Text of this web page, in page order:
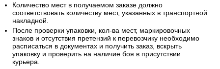
Количество мест в получаемом заказе должно
соответствовать количеству мест, указанных в транспортной
накладной.
После проверки упаковки, кол-ва мест, маркировочных
знаков и отсутствия претензий к перевозчику необходимо
расписаться в документах и получить заказ, вскрыть
упаковку и проверить на наличие боя в присутствии
курьера.